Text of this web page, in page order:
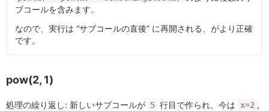
ブコールを含みます。
なので、実行は “サブコールの直後” に再開される、がより正確
です。
pow(2, 1)
処理の繰り返し: 新しいサブコールが 5 行目で作られ、今は x=2 ,